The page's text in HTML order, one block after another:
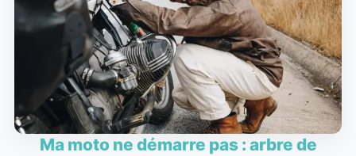
Ma moto ne démarre pas : arbre de